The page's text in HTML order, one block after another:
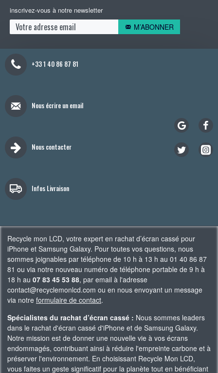
inscrivez-vous à notre newsletter
M’ABONNER
+33 1 40 86 87 81
Nous écrire un email
Nous contacter
Infos Livraison
Recycle mon LCD, votre expert en rachat d’écran cassé pour
iPhone et Samsung Galaxy. Pour toutes vos questions, nous
sommes joignables par téléphone de 10 h à 13 h au 01 40 86 87
81 ou via notre nouveau numéro de téléphone portable de 9 h à
18 h au 07 83 45 53 88, par email à l'adresse
contact@recyclemonlcd.com ou en nous envoyant un message
via notre formulaire de contact.
Spécialistes du rachat d’écran cassé : Nous sommes leaders
dans le rachat d'écran cassé d'iPhone et de Samsung Galaxy.
Notre mission est de donner une nouvelle vie à vos écrans
endommagés, contribuant ainsi à réduire l'empreinte carbone et à
préserver l'environnement. En choisissant Recycle Mon LCD,
vous faites un geste significatif pour la planète tout en bénéficiant